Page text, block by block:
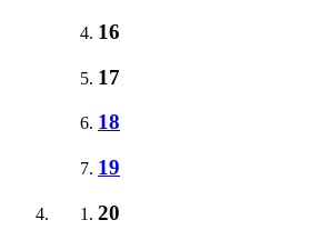
16
17
18
19
20